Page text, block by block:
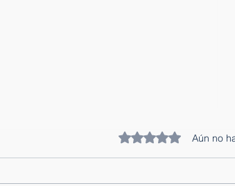
Obtuvo 0 de 5Aún no